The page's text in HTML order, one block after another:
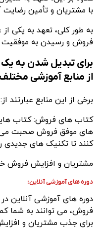
با مشتریان و تأمین رضایت
به طور کلی، تعهد به یکی
فروش و رسیدن به موفقیت
برای تبدیل شدن به
از منابع آموزشی
برخی از این منابع عبارتند از:
کتاب های فروش: کتاب
های موفق فروش صحبت می
کنند تا تکنیک های جدیدی
مشتریان و افزایش فروش
دوره های آموزشی آنلاین:
دوره های آموزشی آنلاین
فروش، می توانند به شما
برای جذب مشتریان و